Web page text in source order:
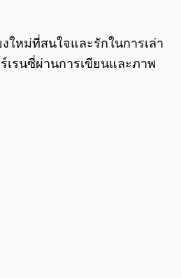
ใหม่ที่สนใจและรักในการเล่า
เรนซี่ผ่านการเขียนและภาพ